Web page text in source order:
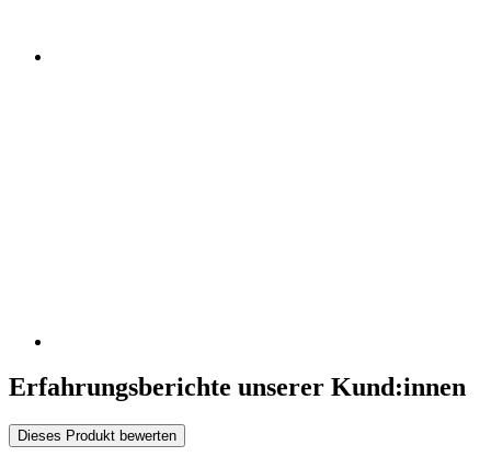
Erfahrungsberichte unserer Kund:innen
Dieses Produkt bewerten